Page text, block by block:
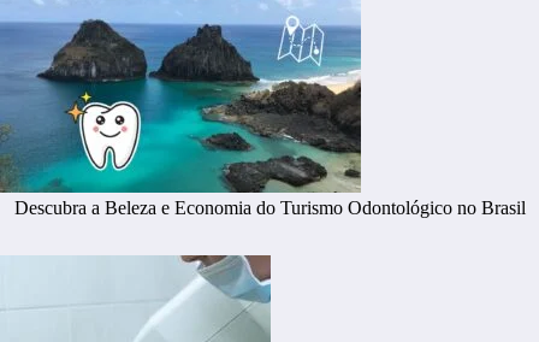
Descubra a Beleza e Economia do Turismo Odontológico no Brasil